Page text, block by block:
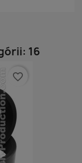
16
favorite_border